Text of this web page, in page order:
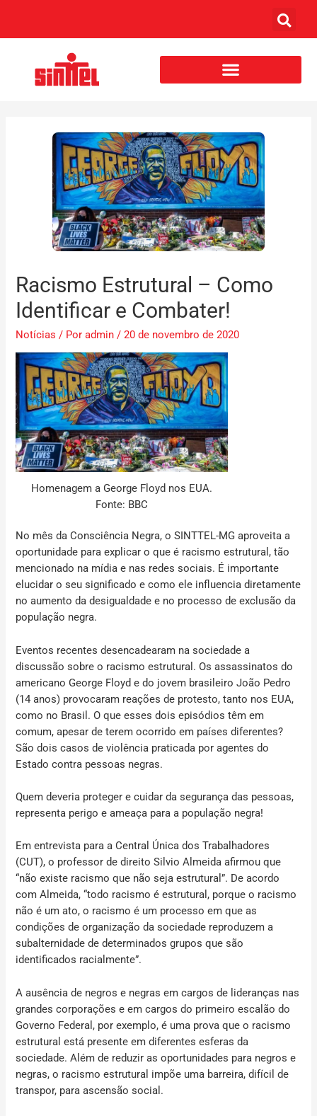
Racismo Estrutural – Como
Identificar e Combater!
Notícias / Poradmin /20 de novembro de 2020
Homenagem a George Floyd nos EUA.
Fonte: BBC
No mês da Consciência Negra, o SINTTEL-MG aproveita a
oportunidade para explicar o que é racismo estrutural, tão
mencionado na mídia e nas redes sociais. É importante
elucidar o seu significado e como ele influencia diretamente
no aumento da desigualdade e no processo de exclusão da
população negra.
Eventos recentes desencadearam na sociedade a
discussão sobre o racismo estrutural. Os assassinatos do
americano George Floyd e do jovem brasileiro João Pedro
(14 anos) provocaram reações de protesto, tanto nos EUA,
como no Brasil. O que esses dois episódios têm em
comum, apesar de terem ocorrido em países diferentes?
São dois casos de violência praticada por agentes do
Estado contra pessoas negras.
Quem deveria proteger e cuidar da segurança das pessoas,
representa perigo e ameaça para a população negra!
Em entrevista para a Central Única dos Trabalhadores
(CUT), o professor de direito Silvio Almeida afirmou que
“não existe racismo que não seja estrutural”. De acordo
com Almeida, “todo racismo é estrutural, porque o racismo
não é um ato, o racismo é um processo em que as
condições de organização da sociedade reproduzem a
subalternidade de determinados grupos que são
identificados racialmente”.
A ausência de negros e negras em cargos de lideranças nas
grandes corporações e em cargos do primeiro escalão do
Governo Federal, por exemplo, é uma prova que o racismo
estrutural está presente em diferentes esferas da
sociedade. Além de reduzir as oportunidades para negros e
negras, o racismo estrutural impõe uma barreira, difícil de
transpor, para ascensão social.